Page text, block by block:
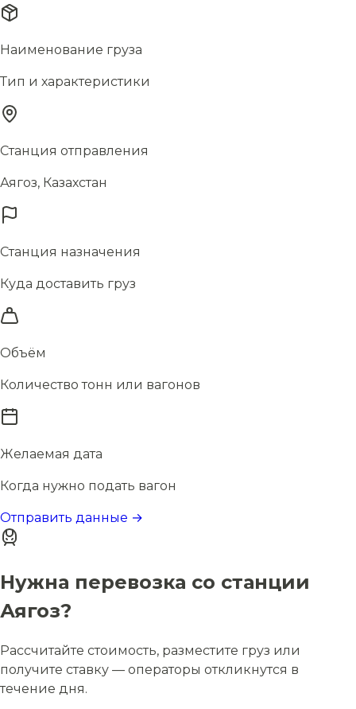
Наименование груза
Тип и характеристики
Станция отправления
Аягоз, Казахстан
Станция назначения
Куда доставить груз
Объём
Количество тонн или вагонов
Желаемая дата
Когда нужно подать вагон
Отправить данные →
Нужна перевозка со станции
Аягоз?
Рассчитайте стоимость, разместите груз или
получите ставку — операторы откликнутся в
течение дня.